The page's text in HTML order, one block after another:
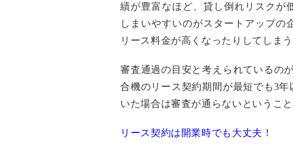
績が豊富なほど、貸し倒れリスクが
しまいやすいのがスタートアップの
リース料金が高くなったりしてしま
審査通過の目安と考えられているの
合機のリース契約期間が最短でも3
いた場合は審査が通らないというこ
リース契約は開業時でも大丈夫！